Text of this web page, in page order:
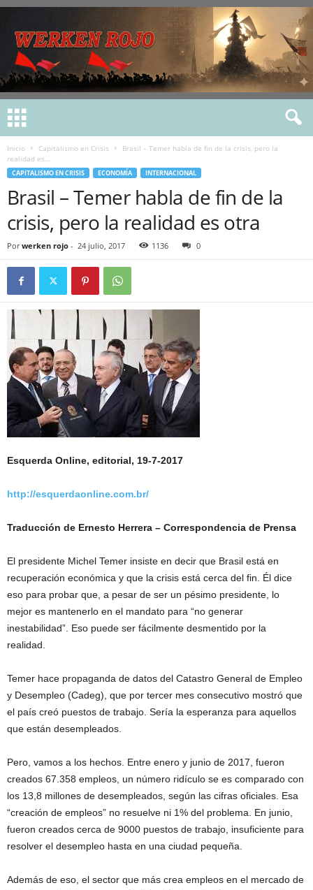
Inicio Capitalismo en Crisis
Brasil – Temer habla de fin de la crisis, pero la
realidad es...
CAPITALISMO EN CRISIS ECONOMÍA INTERNACIONAL
Brasil – Temer habla de fin de la
crisis, pero la realidad es otra
Por werken rojo - 24 julio, 2017 1136 0
Esquerda Online, editorial, 19-7-2017
http://esquerdaonline.com.br/
Traducción de Ernesto Herrera – Correspondencia de Prensa
El presidente Michel Temer insiste en decir que Brasil está en
recuperación económica y que la crisis está cerca del fin. Él dice
eso para probar que, a pesar de ser un pésimo presidente, lo
mejor es mantenerlo en el mandato para “no generar
inestabilidad”. Eso puede ser fácilmente desmentido por la
realidad.
Temer hace propaganda de datos del Catastro General de Empleo
y Desempleo (Cadeg), que por tercer mes consecutivo mostró que
el país creó puestos de trabajo. Sería la esperanza para aquellos
que están desempleados.
Pero, vamos a los hechos. Entre enero y junio de 2017, fueron
creados 67.358 empleos, un número ridículo se es comparado con
los 13,8 millones de desempleados, según las cifras oficiales. Esa
“creación de empleos” no resuelve ni 1% del problema. En junio,
fueron creados cerca de 9000 puestos de trabajo, insuficiente para
resolver el desempleo hasta en una ciudad pequeña.
Además de eso, el sector que más crea empleos en el mercado de